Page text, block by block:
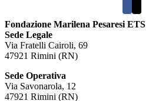
Fondazione Marilena Pesaresi ETS
Sede Legale
Via Fratelli Cairoli, 69
47921 Rimini (RN)
Sede Operativa
Via Savonarola, 12
47921 Rimini (RN)